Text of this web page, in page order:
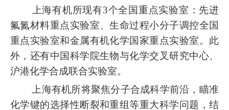
上海有机所现有3个全国重点实验室 ：先进
氟氮材料重点实验室、生命过程小分子调控全国
重点实验室和金属有机化学国家重点实验室。此
外，还有中国科学院生物与化学交叉研究中心、
沪港化学合成联合实验室。
上海有机所将聚焦分子合成科学前沿，瞄准
化学键的选择性断裂和重组等重大科学问题，结